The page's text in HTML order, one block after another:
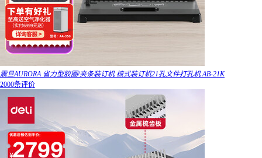
震旦AURORA 省力型胶圈/夹条装订机 梳式装订机21孔文件打孔机 AB-21K
2000条评价